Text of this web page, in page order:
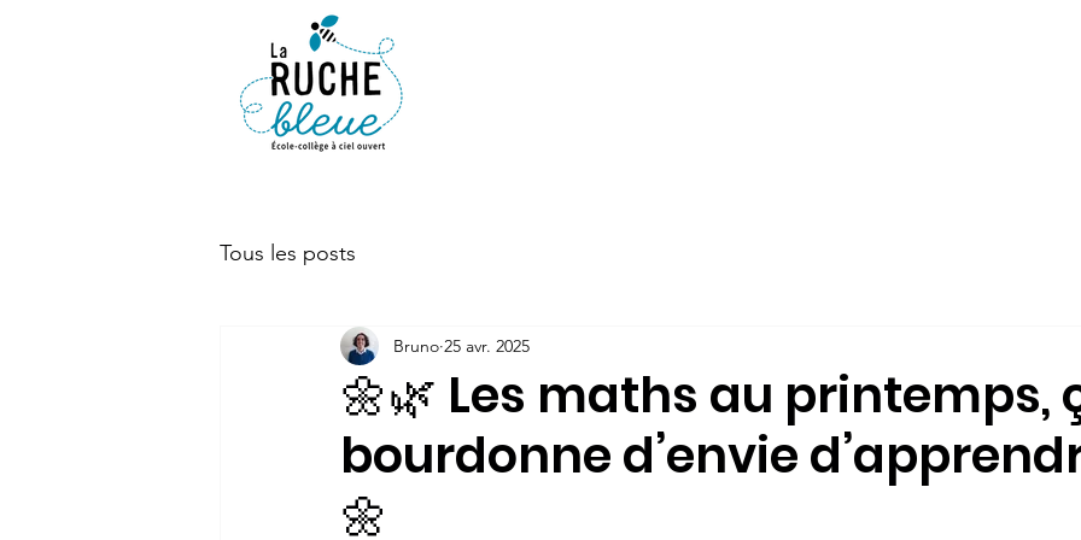
Tous les posts
🌼🌿 Les maths au printemps,
bourdonne d’envie
🌼
Bruno 25 avr. 2025